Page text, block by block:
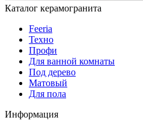
Каталог керамогранита
Feeria
Техно
Профи
Для ванной комнаты
Под дерево
Матовый
Для пола
Информация